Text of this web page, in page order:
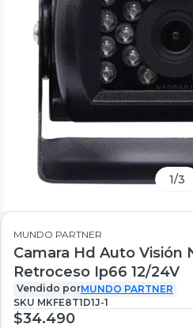
1/3
MUNDO PARTNER
Camara Hd Auto Visión
Retroceso Ip66 12/24V
Vendido porMUNDO PARTNER
SKU MKFE8T1D1J-1
$34.490